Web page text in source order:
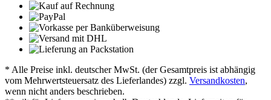
* Alle Preise inkl. deutscher MwSt. (der Gesamtpreis ist abhängig
vom Mehrwertsteuersatz des Lieferlandes) zzgl. Versandkosten,
wenn nicht anders beschrieben.